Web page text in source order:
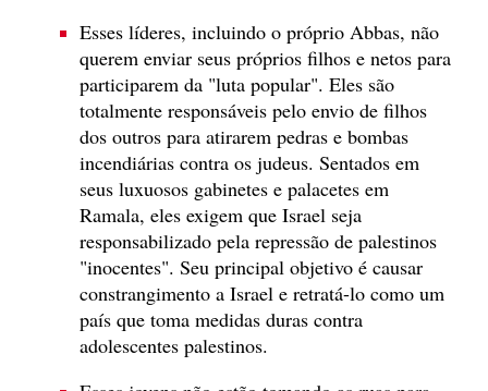
Esses líderes, incluindo o próprio Abbas, não
querem enviar seus próprios filhos e netos para
participarem da "luta popular". Eles são
totalmente responsáveis pelo envio de filhos
dos outros para atirarem pedras e bombas
incendiárias contra os judeus. Sentados em
seus luxuosos gabinetes e palacetes em
Ramala, eles exigem que Israel seja
responsabilizado pela repressão de palestinos
"inocentes". Seu principal objetivo é causar
constrangimento a Israel e retratá-lo como um
país que toma medidas duras contra
adolescentes palestinos.